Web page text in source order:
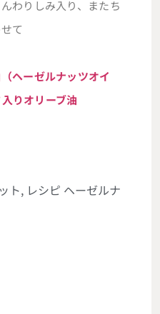
わりしみ入り、またち
て
ヘーゼルナッツオイ
りオリーブ油
ト, レシピ ヘーゼルナ